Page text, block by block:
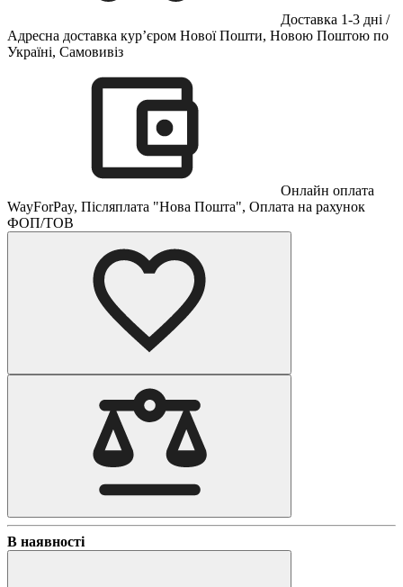
Доставка 1-3 дні /
Адресна доставка кур’єром Нової Пошти, Новою Поштою по
Україні, Самовивіз
Онлайн оплата
WayForPay, Післяплата "Нова Пошта", Оплата на рахунок
ФОП/ТОВ
В наявності